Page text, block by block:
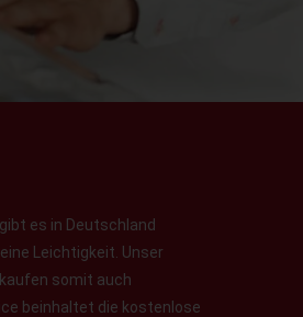
es in Deutschland
Leichtigkeit. Unser
somit auch
beinhaltet die kostenlose